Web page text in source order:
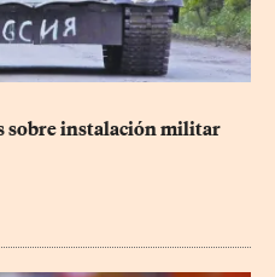
sobre instalación militar